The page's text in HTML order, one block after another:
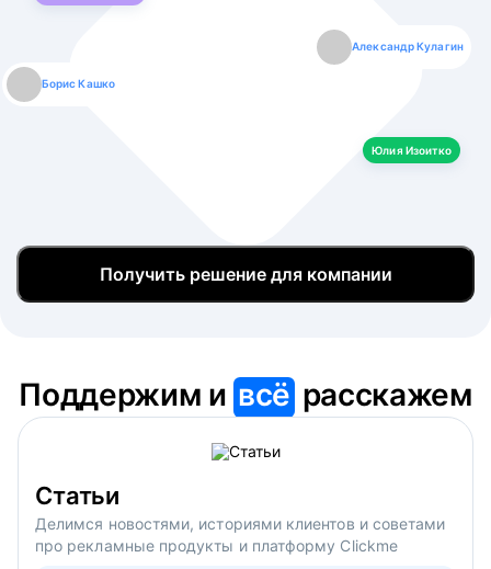
Борис Кашко
Александр Кулагин
Юлия Изоитко
Юлия Изоитко
Даниил Макаров
Александр Кулагин
Екатерина Лазаренко
Даниил Макаров
Борис Кашко
Екатерина Лазаренко
Юлия Изоитко
Получить решение для компании
Поддержим ивсё расскажем
Статьи
Делимся новостями, историями клиентов и советами
про рекламные продукты и платформу Clickme